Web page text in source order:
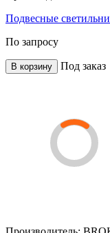
Подвесные
По запросу
В корзину Под заказ